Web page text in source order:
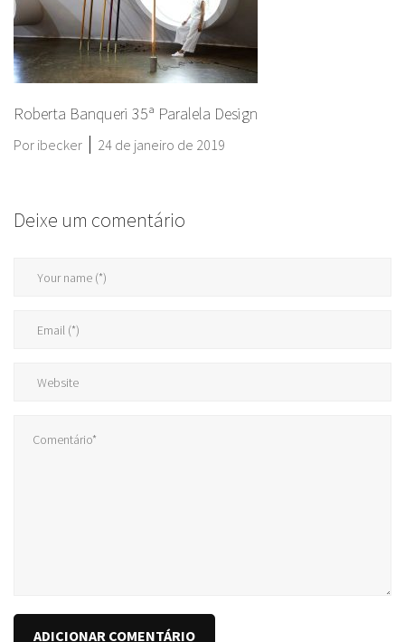
Roberta Banqueri 35ª Paralela Design
Por ibecker 24 de janeiro de 2019
Deixe um comentário